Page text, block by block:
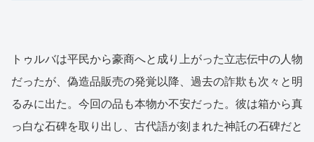
トゥルバは平民から豪商へと成り上がった立志伝中の人物
だったが、偽造品販売の発覚以降、過去の詐欺も次々と明
るみに出た。今回の品も本物か不安だった。彼は箱から真
っ白な石碑を取り出し、古代語が刻まれた神託の石碑だと